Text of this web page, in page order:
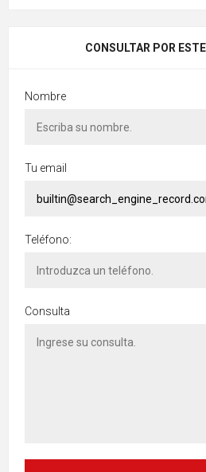
CONSULTAR POR
Nombre
Tu email
Teléfono:
Consulta